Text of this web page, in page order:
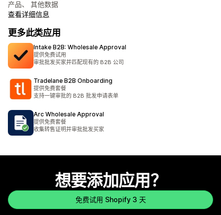
产品、 其他数据
查看详细信息
更多此类应用
Intake B2B: Wholesale Approval
提供免费试用
审批批发买家并匹配现有的 B2B 公司
Tradelane B2B Onboarding
提供免费套餐
支持一键审批的 B2B 批发申请表单
Arc Wholesale Approval
提供免费套餐
收集转售证明并审批批发买家
想要添加应用？
免费试用 Shopify 3 天